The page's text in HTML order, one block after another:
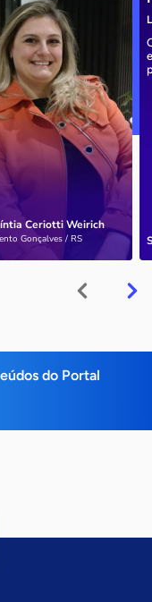
Ceriotti Weirich
Gonçalves / RS
do Portal